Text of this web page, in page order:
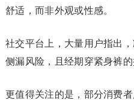
舒适，而非外观或性感。
社交平台上，大量用户指出
侧漏风险，且经期穿紧身裤的
更值得关注的是，部分消费